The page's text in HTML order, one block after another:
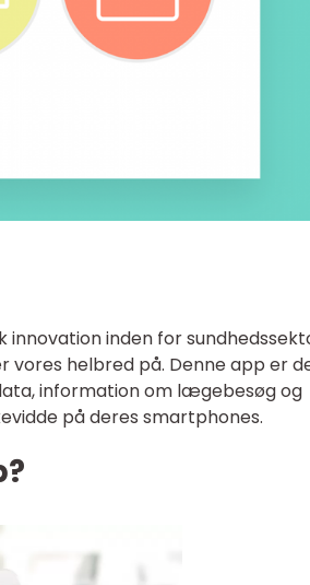
innovation inden for
helbred på. Denne app er
information om lægebesøg og
på deres smartphones.